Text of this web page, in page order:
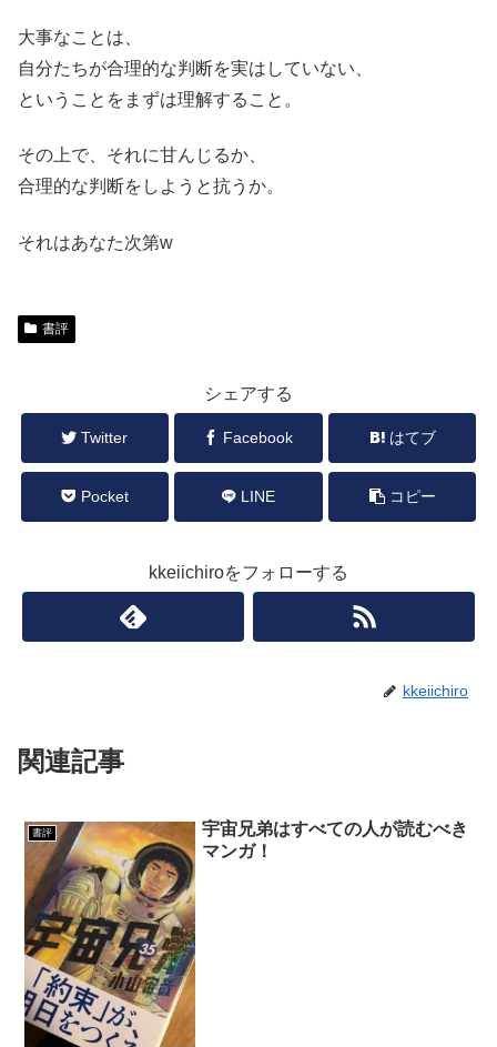
大事なことは、
自分たちが合理的な判断を実はしていない、
ということをまずは理解すること。
その上で、それに甘んじるか、
合理的な判断をしようと抗うか。
それはあなた次第w
書評
シェアする
Twitter Facebook はてブ
Pocket LINE コピー
kkeiichiroをフォローする
kkeiichiro
関連記事
書評
宇宙兄弟はすべての人が読むべき
マンガ！